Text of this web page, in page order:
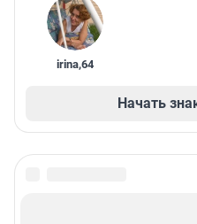
irina,64
Начать